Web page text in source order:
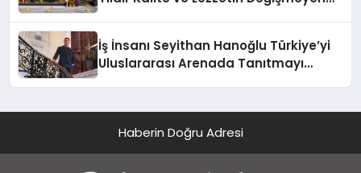
İş İnsanı Seyithan Hanoğlu Türkiye’yi
Uluslararası Arenada Tanıtmayı
Haberin Doğru Adresi